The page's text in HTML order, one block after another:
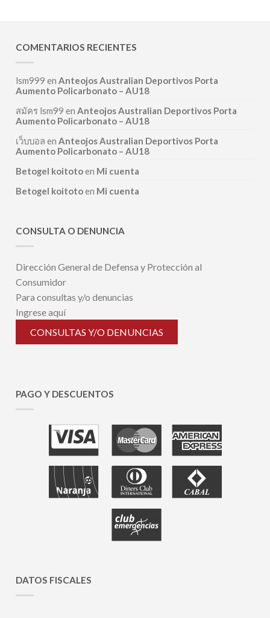
COMENTARIOS RECIENTES
lsm999 enAnteojos Australian Deportivos Porta
Aumento Policarbonato – AU18
สมัคร lsm99 enAnteojos Australian Deportivos Porta
Aumento Policarbonato – AU18
เว็บบอล enAnteojos Australian Deportivos Porta
Aumento Policarbonato – AU18
Betogel koitotoen Mi cuenta
Betogel koitotoen Mi cuenta
CONSULTA O DENUNCIA
Dirección General de Defensa y Protección al
Consumidor
Para consultas y/o denuncias
Ingrese aquí
CONSULTAS Y/O DENUNCIAS
PAGO Y DESCUENTOS
DATOS FISCALES